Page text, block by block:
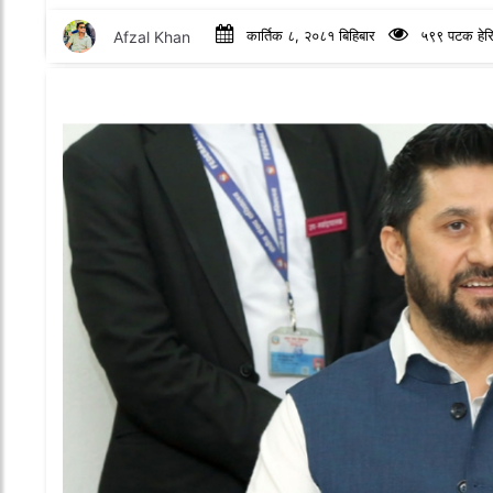
Afzal Khan कार्तिक ८, २०८१ बिहिबार ५९९ पटक